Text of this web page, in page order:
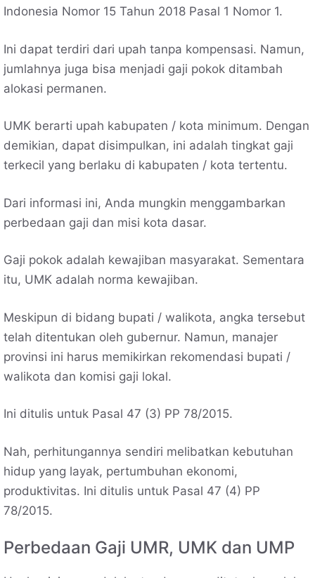
Indonesia Nomor 15 Tahun 2018 Pasal 1 Nomor 1.
Ini dapat terdiri dari upah tanpa kompensasi. Namun,
jumlahnya juga bisa menjadi gaji pokok ditambah
alokasi permanen.
UMK berarti upah kabupaten / kota minimum. Dengan
demikian, dapat disimpulkan, ini adalah tingkat gaji
terkecil yang berlaku di kabupaten / kota tertentu.
Dari informasi ini, Anda mungkin menggambarkan
perbedaan gaji dan misi kota dasar.
Gaji pokok adalah kewajiban masyarakat. Sementara
itu, UMK adalah norma kewajiban.
Meskipun di bidang bupati / walikota, angka tersebut
telah ditentukan oleh gubernur. Namun, manajer
provinsi ini harus memikirkan rekomendasi bupati /
walikota dan komisi gaji lokal.
Ini ditulis untuk Pasal 47 (3) PP 78/2015.
Nah, perhitungannya sendiri melibatkan kebutuhan
hidup yang layak, pertumbuhan ekonomi,
produktivitas. Ini ditulis untuk Pasal 47 (4) PP
78/2015.
Perbedaan Gaji UMR, UMK dan UMP